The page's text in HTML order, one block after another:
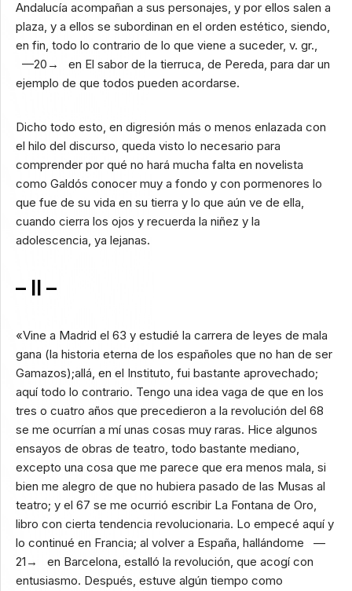
Andalucía acompañan a sus personajes, y por ellos salen a
plaza, y a ellos se subordinan en el orden estético, siendo,
en fin, todo lo contrario de lo que viene a suceder, v. gr.,
—20→ en El sabor de la tierruca, de Pereda, para dar un
ejemplo de que todos pueden acordarse.
Dicho todo esto, en digresión más o menos enlazada con
el hilo del discurso, queda visto lo necesario para
comprender por qué no hará mucha falta en novelista
como Galdós conocer muy a fondo y con pormenores lo
que fue de su vida en su tierra y lo que aún ve de ella,
cuando cierra los ojos y recuerda la niñez y la
adolescencia, ya lejanas.
– II –
«Vine a Madrid el 63 y estudié la carrera de leyes de mala
gana (la historia eterna de los españoles que no han de ser
Gamazos);allá, en el Instituto, fui bastante aprovechado;
aquí todo lo contrario. Tengo una idea vaga de que en los
tres o cuatro años que precedieron a la revolución del 68
se me ocurrían a mí unas cosas muy raras. Hice algunos
ensayos de obras de teatro, todo bastante mediano,
excepto una cosa que me parece que era menos mala, si
bien me alegro de que no hubiera pasado de las Musas al
teatro; y el 67 se me ocurrió escribir La Fontana de Oro,
libro con cierta tendencia revolucionaria. Lo empecé aquí y
lo continué en Francia; al volver a España, hallándome —
21→ en Barcelona, estalló la revolución, que acogí con
entusiasmo. Después, estuve algún tiempo como